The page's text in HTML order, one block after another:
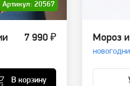
Артикул: 20567
7 990 ₽
В корзину
Мороз